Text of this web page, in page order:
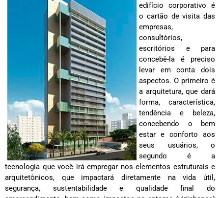
edifício corporativo é
o cartão de visita das
empresas,
consultórios,
escritórios e para
concebê-la é preciso
levar em conta dois
aspectos. O primeiro é
a arquitetura, que dará
forma, característica,
tendência e beleza,
concebendo o bem
estar e conforto aos
seus usuários, o
segundo é a
tecnologia que você irá empregar nos elementos estruturais e
arquitetônicos, que impactará diretamente na vida útil,
segurança, sustentabilidade e qualidade final do